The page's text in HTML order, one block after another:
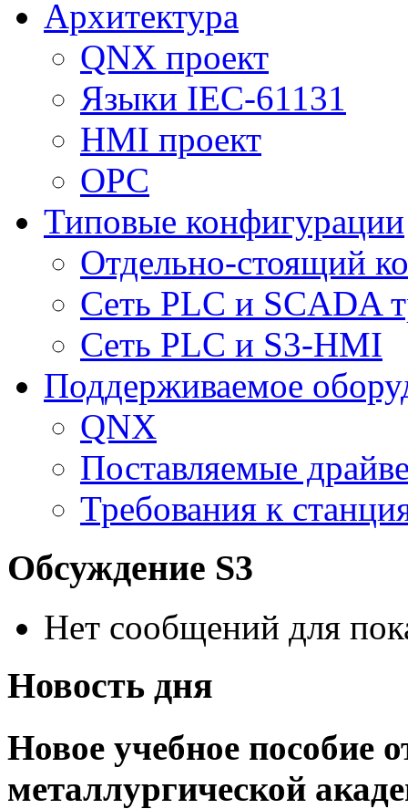
Архитектура
QNX проект
Языки IEC-61131
HMI проект
ОPC
Типовые конфигурации
Отдельно-стоящий
Сеть PLC и SCADA
Сеть PLC и S3-HMI
Поддерживаемое
QNX
Поставляемые
Требования к
Обсуждение S3
Нет сообщений для
Новость дня
Новое учебное пособие
металлургической